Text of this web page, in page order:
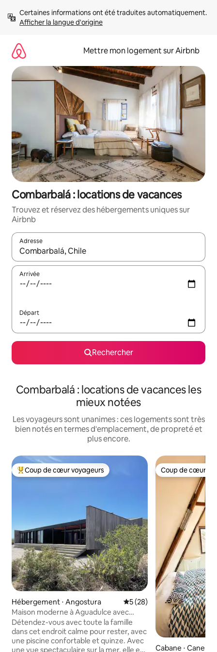
directement
Afficher la langue d'origine
Mettre mon logement sur Airbnb
Combarbalá : locations de vacances
Trouvez et réservez des hébergements uniques sur
Airbnb
Adresse
Lorsque les résultats s'affichent, utilisez les flèches vers le
Arrivée
Départ
Rechercher
Combarbalá : locations de vacances les
mieux notées
Les voyageurs sont unanimes : ces logements sont très
bien notés en termes d'emplacement, de propreté et
plus encore.
Coups de cœur voyageurs les plus appréciés
Coup de cœur voyageurs
Hébergement ⋅ Angostura Évaluation moyenne sur la
5 (28)
Maison moderne à Aguadulce avec
piscine
Détendez-vous avec toute la famille
dans cet endroit calme pour rester, avec
une piscine confortable et quinze. Avec
une vue spectaculaire sur la mer, elle est
Coup de cœur
Coup de cœur
Cabane ⋅ Canela